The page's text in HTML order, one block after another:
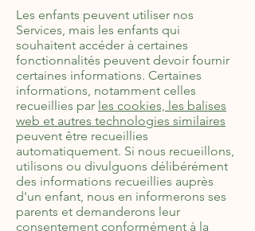
Les enfants peuvent utiliser nos
Services, mais les enfants qui
souhaitent accéder à certaines
fonctionnalités peuvent devoir fournir
certaines informations. Certaines
informations, notamment celles
recueillies par les cookies, les balises
web et autres technologies similaires
peuvent être recueillies
automatiquement. Si nous recueillons,
utilisons ou divulguons délibérément
des informations recueillies auprès
d'un enfant, nous en informerons ses
parents et demanderons leur
consentement conformément à la